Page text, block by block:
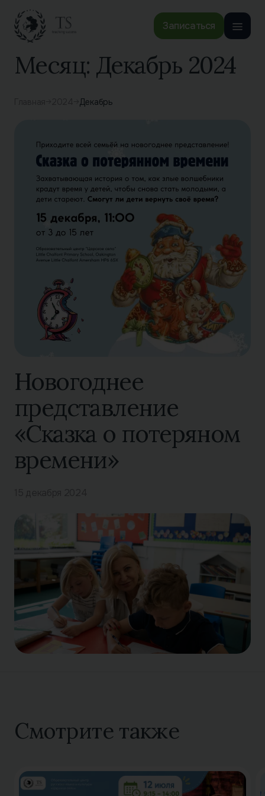
Записаться
Месяц: Декабрь 2024
Декабрь
Новогоднее
представление
«Сказка о потеряном
времени»
Смотрите также